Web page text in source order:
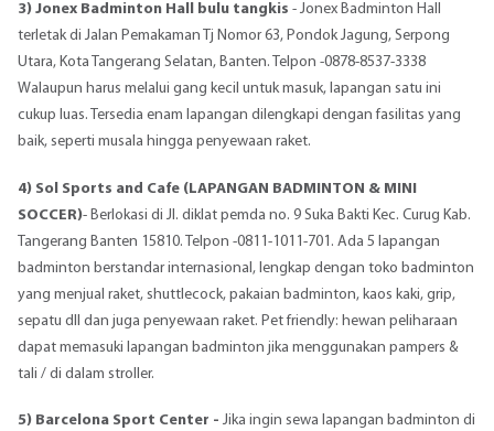
3) Jonex Badminton Hall bulu tangkis - Jonex Badminton Hall
terletak di Jalan Pemakaman Tj Nomor 63, Pondok Jagung, Serpong
Utara, Kota Tangerang Selatan, Banten. Telpon -0878-8537-3338
Walaupun harus melalui gang kecil untuk masuk, lapangan satu ini
cukup luas. Tersedia enam lapangan dilengkapi dengan fasilitas yang
baik, seperti musala hingga penyewaan raket.
4) Sol Sports and Cafe (LAPANGAN BADMINTON & MINI
SOCCER)- Berlokasi di Jl. diklat pemda no. 9 Suka Bakti Kec. Curug Kab.
Tangerang Banten 15810. Telpon -0811-1011-701. Ada 5 lapangan
badminton berstandar internasional, lengkap dengan toko badminton
yang menjual raket, shuttlecock, pakaian badminton, kaos kaki, grip,
sepatu dll dan juga penyewaan raket. Pet friendly: hewan peliharaan
dapat memasuki lapangan badminton jika menggunakan pampers &
tali / di dalam stroller.
5) Barcelona Sport Center - Jika ingin sewa lapangan badminton di